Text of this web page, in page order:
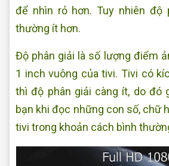
để nhìn rỏ hơn. Tuy nhiên độ
thường ít hơn.
Độ phân giải là số lượng điểm
1 inch vuông của tivi. Tivi có
thì độ phân giải càng ít, do đó
bạn khi đọc những con số, chữ
tivi trong khoản cách bình